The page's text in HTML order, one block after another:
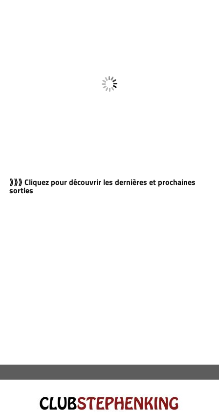
⟫⟫⟫ Cliquez pour découvrir les dernières et prochaines
sorties